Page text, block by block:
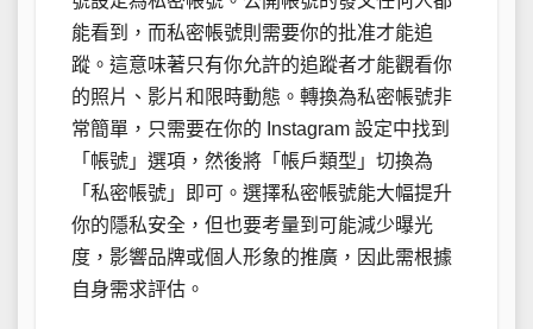
能看到，而私密帳號則需要你的批准才能追
蹤。這意味著只有你允許的追蹤者才能觀看你
的照片、影片和限時動態。轉換為私密帳號非
常簡單，只需要在你的 Instagram 設定中找到
「帳號」選項，然後將「帳戶類型」切換為
「私密帳號」即可。選擇私密帳號能大幅提升
你的隱私安全，但也要考量到可能減少曝光
度，影響品牌或個人形象的推廣，因此需根據
自身需求評估。